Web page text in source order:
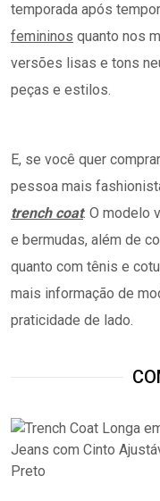
temporada após
femininos quanto nos
versões lisas e tons
peças e estilos.
E, se você quer
pessoa mais
trench coat. O modelo
e bermudas, além de
quanto com tênis e
mais informação de
praticidade de lado.